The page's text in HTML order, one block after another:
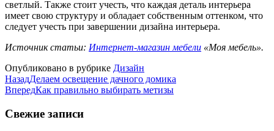
светлый. Также стоит учесть, что каждая деталь интерьера
имеет свою структуру и обладает собственным оттенком, что
следует учесть при завершении дизайна интерьера.
Источник статьи: Интернет-магазин мебели «Моя мебель».
Опубликовано в рубрике Дизайн
НазадДелаем освещение дачного домика
ВпередКак правильно выбирать метизы
Свежие записи